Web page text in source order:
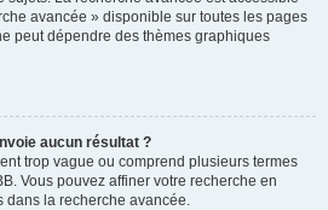
avancée » disponible sur toutes les pages
peut dépendre des thèmes graphiques
aucun résultat ?
trop vague ou comprend plusieurs termes
Vous pouvez affiner votre recherche en
dans la recherche avancée.